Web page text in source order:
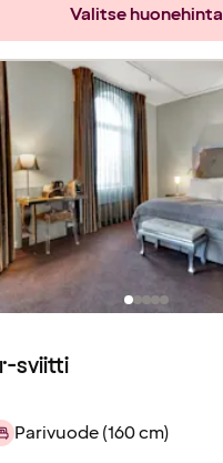
Valitse huonehinta
sviitti
Parivuode (160 cm)